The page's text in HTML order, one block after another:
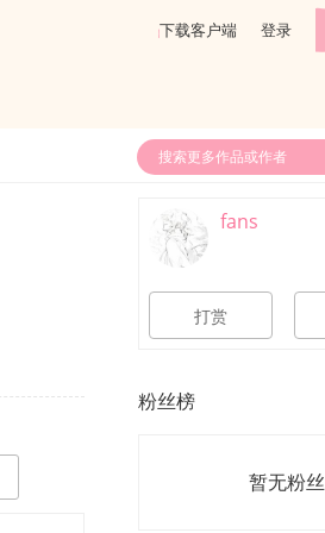
下载客户端 登录
fans
打赏
粉丝榜
暂无粉丝